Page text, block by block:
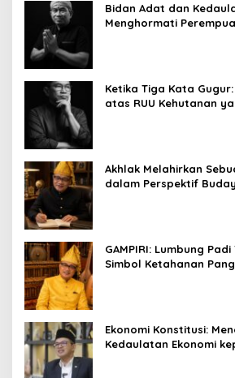
Bidan Adat dan
Menghormati
Ketika Tiga Kata
atas RUU Kehutanan
Akhlak Melahirkan
dalam Perspektif
GAMPIRI: Lumbung
Simbol Ketahanan
Ekonomi Konstitusi:
Kedaulatan Ekonomi